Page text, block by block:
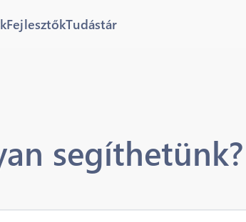
FejlesztőkTudástár
segíthetünk?